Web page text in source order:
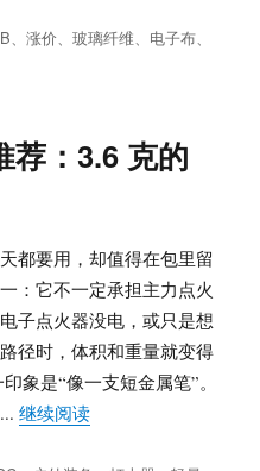
、涨价 、玻璃纤维 电子布
荐：3.6 克的
都要用，却值得在包里留
：它不一定承担主力点火
子点火器没电，或只是想
径时，体积和重量就变得
象是“像一支短金属笔”。
...继续阅读“轻量化徒步装备推